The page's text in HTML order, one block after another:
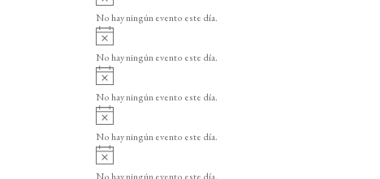
v
i
o
No hay ningún evento este día.
v
i
o
No hay ningún evento este día.
v
i
o
No hay ningún evento este día.
v
i
o
No hay ningún evento este día.
v